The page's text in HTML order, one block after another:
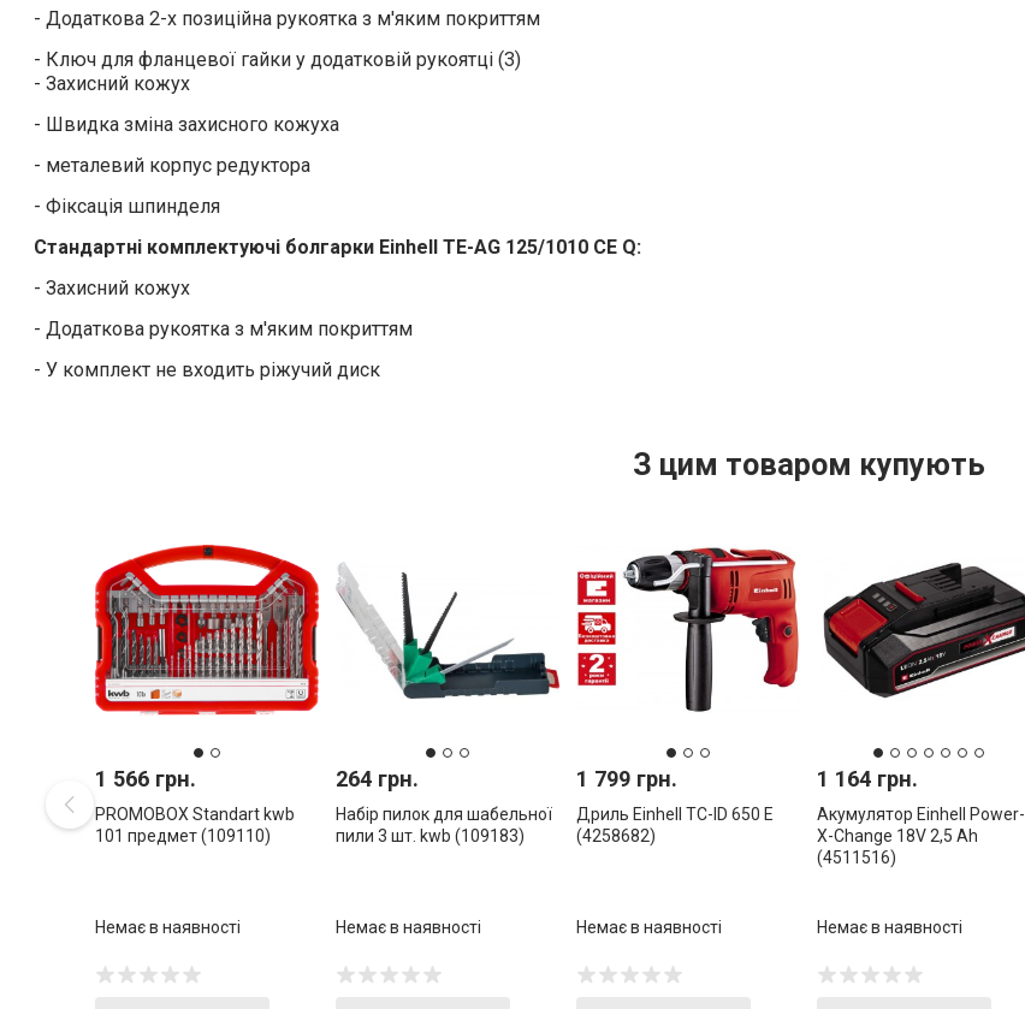
- Додаткова 2-х позиційна рукоятка з м'яким покриттям
- Ключ для фланцевої гайки у додатковій рукоятці (3)
- Захисний кожух
- Швидка зміна захисного кожуха
- металевий корпус редуктора
- Фіксація шпинделя
Стандартні комплектуючі болгарки Einhell TE-AG 125/1010 CE Q:
- Захисний кожух
- Додаткова рукоятка з м'яким покриттям
- У комплект не входить ріжучий диск
З цим товаром купують
1 566 грн.
PROMOBOX Standart kwb
101 предмет (109110)
Немає в наявності
264 грн.
Набір пилок для шабельної
пили 3 шт. kwb (109183)
Немає в наявності
1 799 грн.
Дриль Einhell TC-ID 650 E
(4258682)
Немає в наявності
1 164 грн.
Акумулятор Einhell Power-
X-Change 18V 2,5 Ah
(4511516)
Немає в наявності